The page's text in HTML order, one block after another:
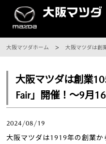
大阪マツダホーム 大阪マツダは創業105周
大阪マツダは創業
Fair」開催！～9月
2024/08/19
大阪マツダは1919年の創業か